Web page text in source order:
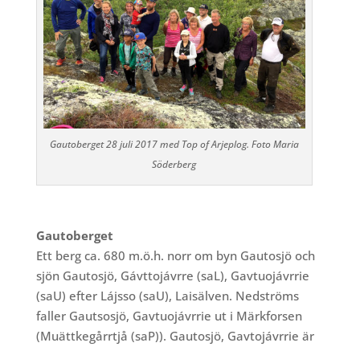
Gautoberget 28 juli 2017 med Top of Arjeplog. Foto Maria
Söderberg
Gautoberget
Ett berg ca. 680 m.ö.h. norr om byn Gautosjö och
sjön Gautosjö, Gávttojávrre (saL), Gavtuojávrrie
(saU) efter Lájsso (saU), Laisälven. Nedströms
faller Gautsosjö, Gavtuojávrrie ut i Märkforsen
(Muättkegårrtjå (saP)). Gautosjö, Gavtojávrrie är